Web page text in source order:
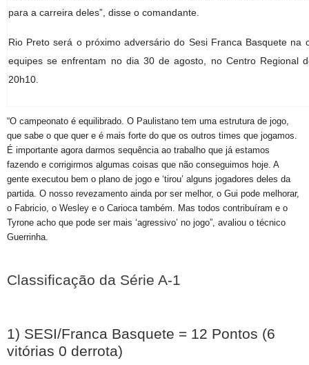
para a carreira deles”, disse o comandante.
Rio Preto será o próximo adversário do Sesi Franca Basquete na
equipes se enfrentam no dia 30 de agosto, no Centro Regional
20h10.
“O campeonato é equilibrado. O Paulistano tem uma estrutura de jogo,
que sabe o que quer e é mais forte do que os outros times que jogamos.
É importante agora darmos sequência ao trabalho que já estamos
fazendo e corrigirmos algumas coisas que não conseguimos hoje. A
gente executou bem o plano de jogo e ‘tirou’ alguns jogadores deles da
partida. O nosso revezamento ainda por ser melhor, o Gui pode melhorar,
o Fabricio, o Wesley e o Carioca também. Mas todos contribuíram e o
Tyrone acho que pode ser mais ‘agressivo’ no jogo”, avaliou o técnico
Guerrinha.
Classificação da Série A-1
1) SESI/Franca Basquete = 12 Pontos (6
vitórias 0 derrota)